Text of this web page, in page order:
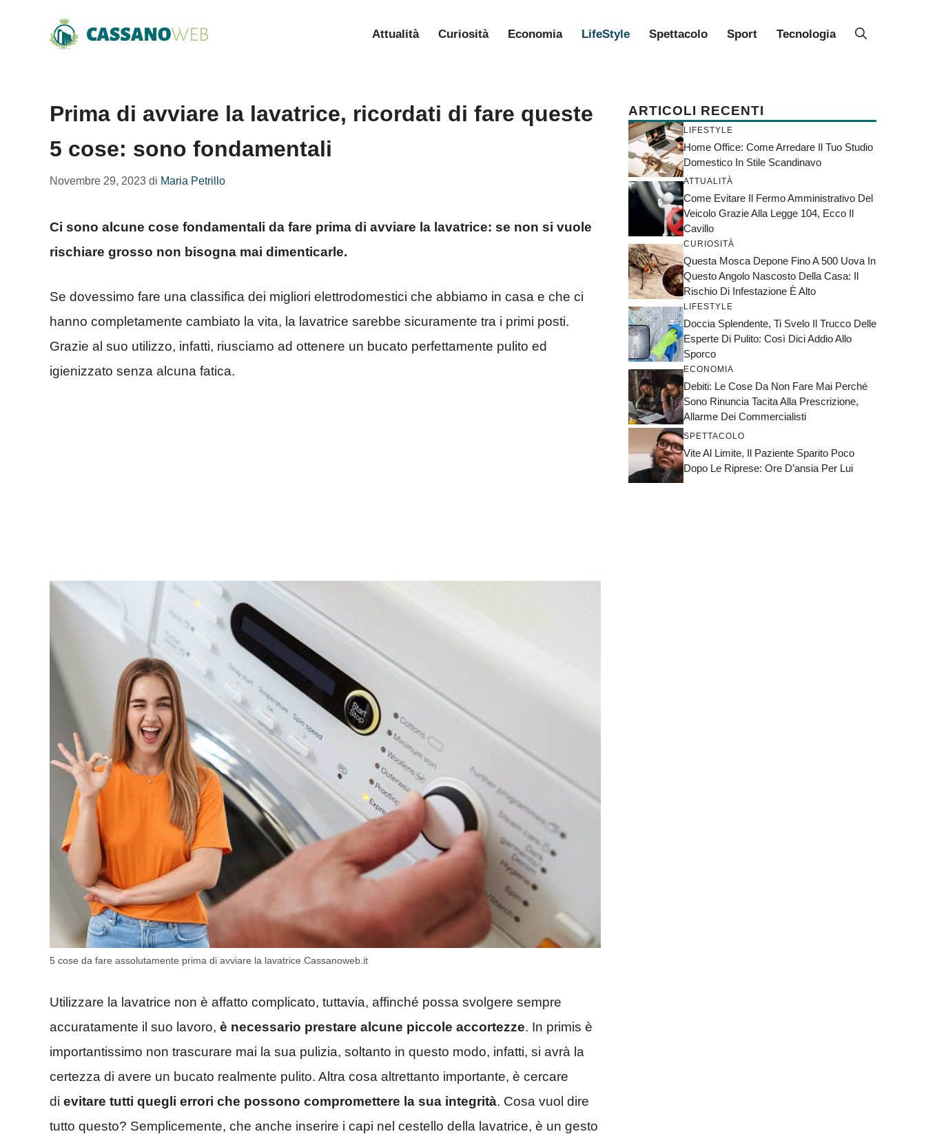
Attualità Curiosità Economia LifeStyle Spettacolo Sport Tecnologia
Prima di avviare la lavatrice, ricordati di fare queste
5 cose: sono fondamentali
Novembre 29, 2023 di Maria Petrillo
Ci sono alcune cose fondamentali da fare prima di avviare la lavatrice: se non si vuole
rischiare grosso non bisogna mai dimenticarle.
Se dovessimo fare una classifica dei migliori elettrodomestici che abbiamo in casa e che ci
hanno completamente cambiato la vita, la lavatrice sarebbe sicuramente tra i primi posti.
Grazie al suo utilizzo, infatti, riusciamo ad ottenere un bucato perfettamente pulito ed
igienizzato senza alcuna fatica.
5 cose da fare assolutamente prima di avviare la lavatrice Cassanoweb.it
Utilizzare la lavatrice non è affatto complicato, tuttavia, affinché possa svolgere sempre
accuratamente il suo lavoro, è necessario prestare alcune piccole accortezze. In primis è
importantissimo non trascurare mai la sua pulizia, soltanto in questo modo, infatti, si avrà la
certezza di avere un bucato realmente pulito. Altra cosa altrettanto importante, è cercare
di evitare tutti quegli errori che possono compromettere la sua integrità. Cosa vuol dire
tutto questo? Semplicemente, che anche inserire i capi nel cestello della lavatrice, è un gesto
ARTICOLI RECENTI
LIFESTYLE
Home Office: Come Arredare Il Tuo Studio
Domestico In Stile Scandinavo
ATTUALITÀ
Come Evitare Il Fermo Amministrativo Del
Veicolo Grazie Alla Legge 104, Ecco Il
Cavillo
CURIOSITÀ
Questa Mosca Depone Fino A 500 Uova In
Questo Angolo Nascosto Della Casa: Il
Rischio Di Infestazione È Alto
LIFESTYLE
Doccia Splendente, Ti Svelo Il Trucco Delle
Esperte Di Pulito: Così Dici Addio Allo
Sporco
ECONOMIA
Debiti: Le Cose Da Non Fare Mai Perché
Sono Rinuncia Tacita Alla Prescrizione,
Allarme Dei Commercialisti
SPETTACOLO
Vite Al Limite, Il Paziente Sparito Poco
Dopo Le Riprese: Ore D’ansia Per Lui